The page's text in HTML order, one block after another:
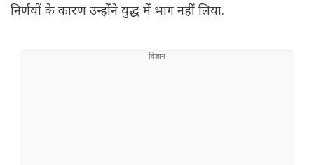
निर्णयों के कारण उन्होंने युद्ध में भाग नहीं लिया.